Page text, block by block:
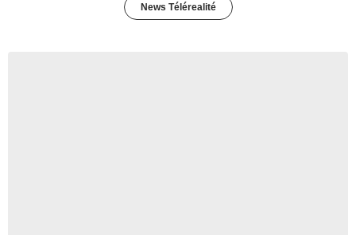
News Télérealité